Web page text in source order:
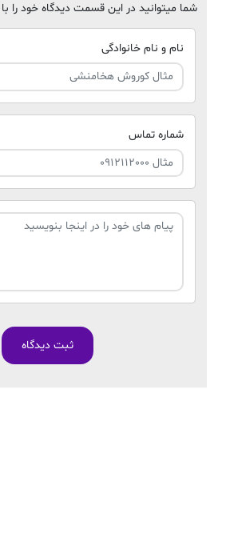
شما میتوانید در این قسمت دیدگاه خود را
نام و نام خانوادگی
شماره تماس
ثبت دیدگاه